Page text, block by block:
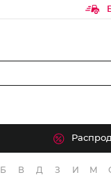
Б В Д З И М